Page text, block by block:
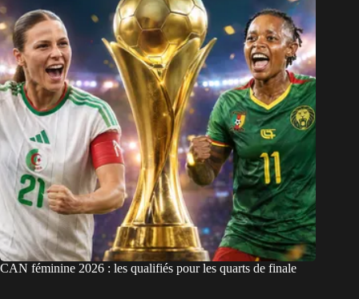
CAN féminine 2026 : les qualifiés pour les quarts de finale